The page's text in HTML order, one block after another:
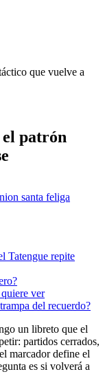
que vuelve a
el patrón
santa feliga
Tatengue repite
ver
del recuerdo?
un libreto que el
partidos cerrados,
marcador define el
es si volverá a